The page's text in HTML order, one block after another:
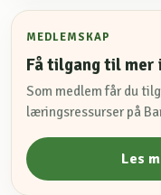
MEDLEMSKAP
Få tilgang til mer
Som medlem får du
læringsressurser på
Les